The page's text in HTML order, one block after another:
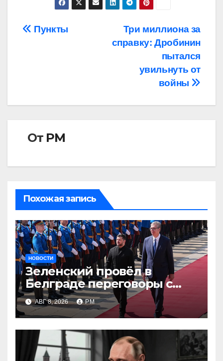
Навигация
Три миллиона за
справку: Дробинин
пытался
увильнуть от
войны
Пункты
От РМ
Похожая запись
НОВОСТИ
Зеленский провёл в
Белграде переговоры с
Вучичем
АВГ 8, 2026 РМ